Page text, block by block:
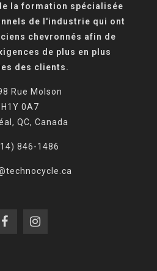
la formation spécialisée
de l'industrie qui ont
chevronnés afin de
de plus en plus
des clients.
Rue Molson
H1Y 0A7
QC, Canada
846-1486